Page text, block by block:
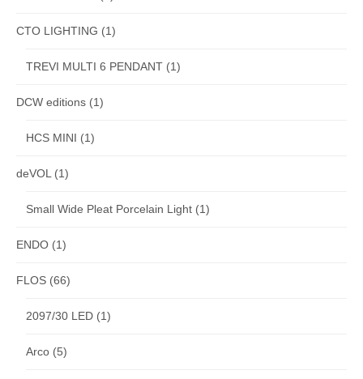
CTO LIGHTING (1)
TREVI MULTI 6 PENDANT (1)
DCW editions (1)
HCS MINI (1)
deVOL (1)
Small Wide Pleat Porcelain Light (1)
ENDO (1)
FLOS (66)
2097/30 LED (1)
Arco (5)